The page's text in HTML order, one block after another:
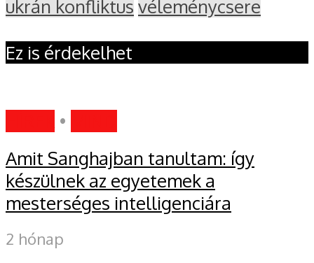
ukrán konfliktus véleménycsere
Ez is érdekelhet
•
Amit Sanghajban tanultam: így
készülnek az egyetemek a
mesterséges intelligenciára
2 hónap